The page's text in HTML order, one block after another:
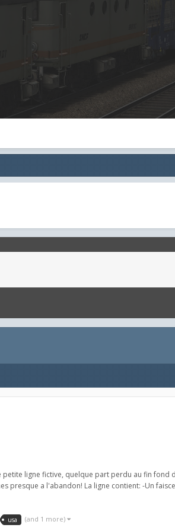
ligne fictive, quelque part perdu au fin fond
presque a l'abandon! La ligne contient: -Un
usa (and 1 more)